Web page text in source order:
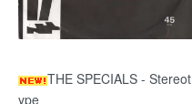
THE SPECIALS - Stereot
ype